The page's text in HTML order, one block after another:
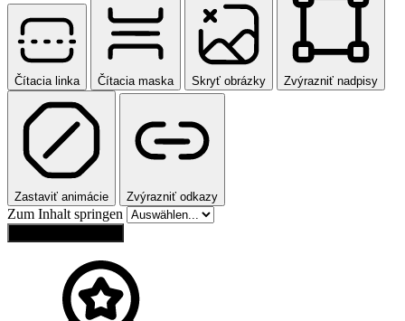
Čítacia linka Čítacia maska Skryť obrázky Zvýrazniť nadpisy
Zastaviť animácie Zvýrazniť odkazy
Zum Inhalt springen